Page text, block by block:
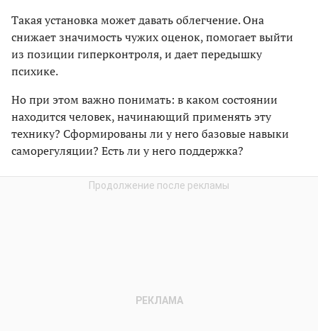
Такая установка может давать облегчение. Она
снижает значимость чужих оценок, помогает выйти
из позиции гиперконтроля, и дает передышку
психике.
Но при этом важно понимать: в каком состоянии
находится человек, начинающий применять эту
технику? Сформированы ли у него базовые навыки
саморегуляции? Есть ли у него поддержка?